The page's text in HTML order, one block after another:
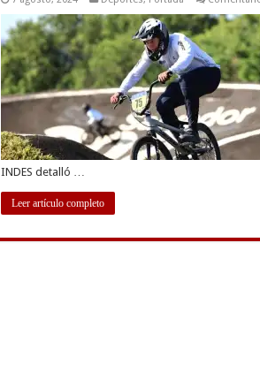
INDES detalló …
Leer artículo completo